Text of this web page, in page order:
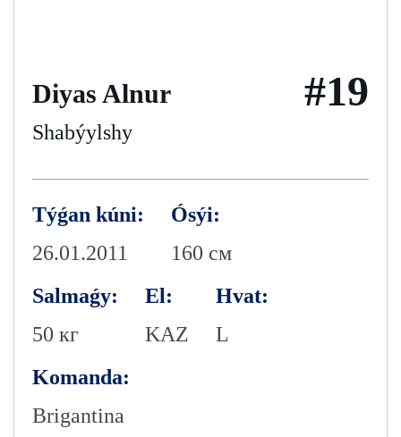
Diyas Alnur
Shabýylshy
#19
Týǵan kúni:
26.01.2011
Ósýi:
160 см
Salmaǵy:
50 кг
El:
KAZ
Hvat:
L
Komanda:
Brigantina